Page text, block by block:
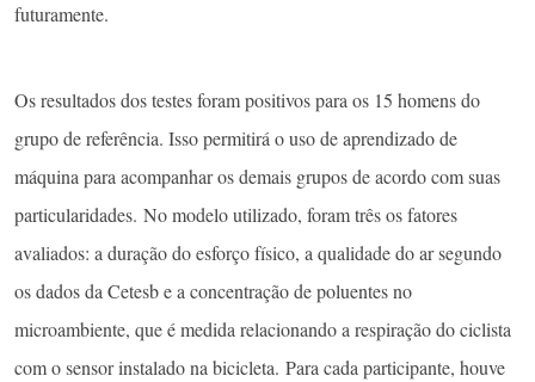
futuramente.
Os resultados dos testes foram positivos para os 15 homens do
grupo de referência. Isso permitirá o uso de aprendizado de
máquina para acompanhar os demais grupos de acordo com suas
particularidades. No modelo utilizado, foram três os fatores
avaliados: a duração do esforço físico, a qualidade do ar segundo
os dados da Cetesb e a concentração de poluentes no
microambiente, que é medida relacionando a respiração do ciclista
com o sensor instalado na bicicleta. Para cada participante, houve